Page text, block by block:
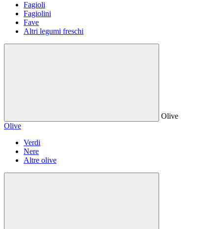
Fagioli
Fagiolini
Fave
Altri legumi freschi
Olive
Olive
Verdi
Nere
Altre olive